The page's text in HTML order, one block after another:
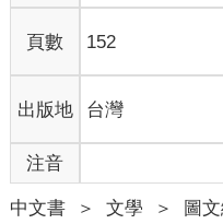
頁數 152
出版地 台灣
注音
中文書 ＞ 文學 ＞ 圖